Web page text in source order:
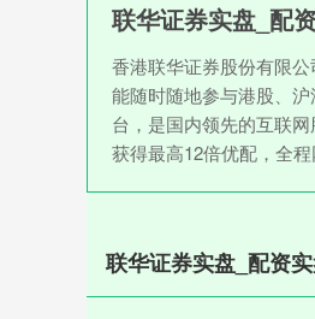
联华证券实盘_配
香港联华证券股份有限
能随时随地参与港股、
台，是国内领先的互联
获得最高12倍优配，全程
联华证券实盘_配资